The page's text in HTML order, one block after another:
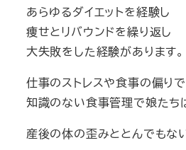
あらゆるダイエットを経験し
痩せとリバウンドを繰り返し
大失敗をした経験があります。
仕事のストレスや食事の偏り
知識のない食事管理で娘たち
産後の体の歪みととんでもな